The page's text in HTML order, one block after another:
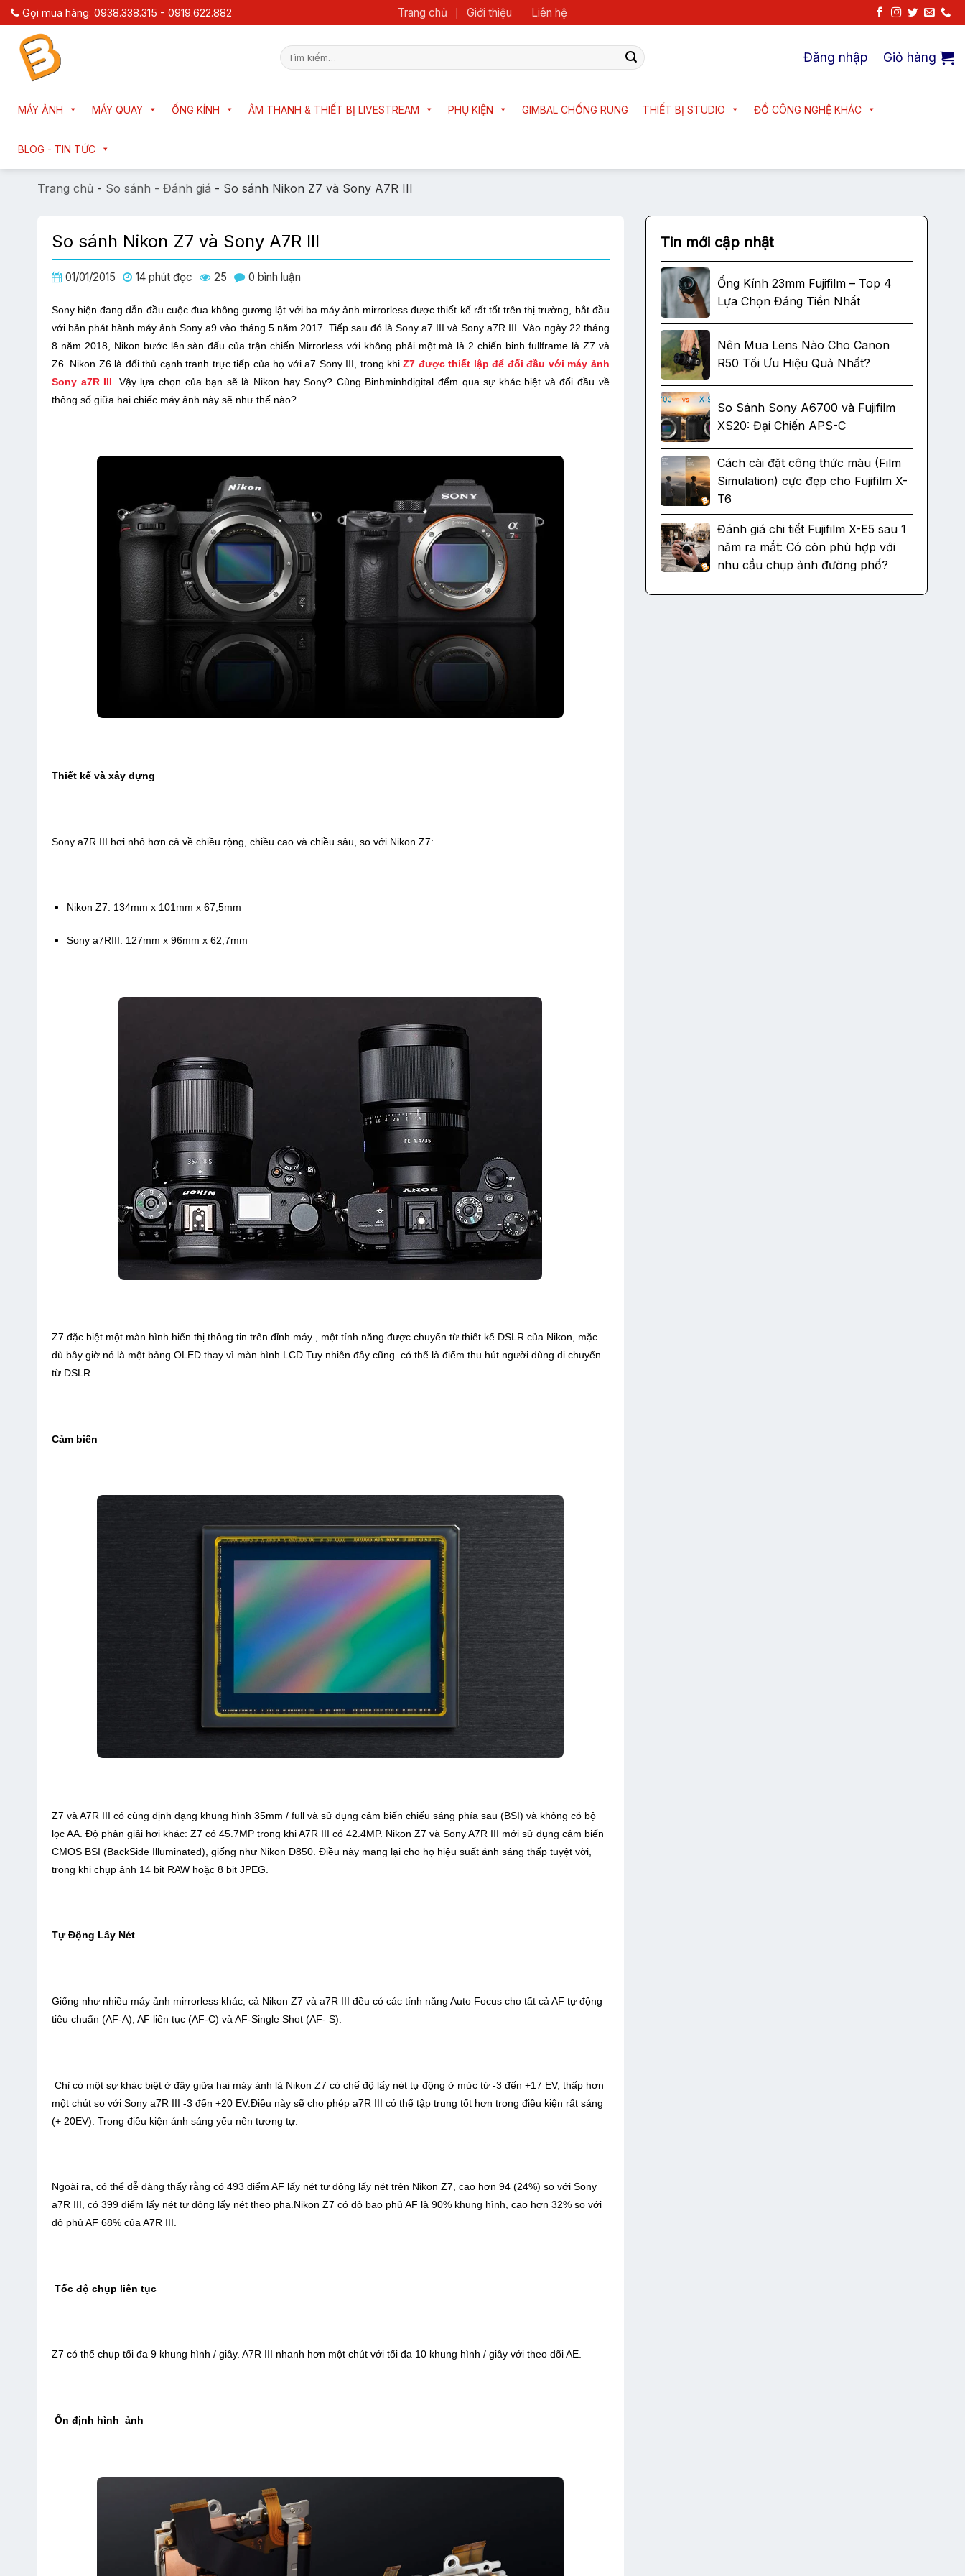
Chuyển
đến
dung
Gọi mua hàng: 0938.338.315 - 0919.622.882 Trang chủ Giới thiệu Liên hệ
Tìm
kiếm:
Đăng nhập Giỏ hàng
MÁY ẢNH MÁY QUAY ỐNG KÍNH ÂM THANH & THIẾT BỊ LIVESTREAM PHỤ KIỆN GIMBAL CHỐNG RUNG THIẾT BỊ STUDIO ĐỒ CÔNG NGHỆ KHÁC
BLOG - TIN TỨC
Trang chủ - So sánh - Đánh giá - So sánh Nikon Z7 và Sony A7R III
So sánh Nikon Z7 và Sony A7R III
01/01/2015 14 phút đọc 25 0 bình luận
Sony hiện đang dẫn đầu cuộc đua không gương lật với ba máy ảnh mirrorless được thiết kế rất tốt trên thị trường, bắt đầu
với bản phát hành máy ảnh Sony a9 vào tháng 5 năm 2017. Tiếp sau đó là Sony a7 III và Sony a7R III. Vào ngày 22 tháng
8 năm 2018, Nikon bước lên sàn đấu của trận chiến Mirrorless với không phải một mà là 2 chiến binh fullframe là Z7 và
Z6. Nikon Z6 là đối thủ cạnh tranh trực tiếp của họ với a7 Sony III, trong khiZ7 được thiết lập để đối đầu với máy ảnh
Sony a7R III . Vậy lựa chọn của bạn sẽ là Nikon hay Sony? Cùng Binhminhdigital đểm qua sự khác biệt và đối đầu về
thông số giữa hai chiếc máy ảnh này sẽ như thế nào?
Thiết kế và xây dựng
Sony a7R III hơi nhỏ hơn cả về chiều rộng, chiều cao và chiều sâu, so với Nikon Z7:
Nikon Z7: 134mm x 101mm x 67,5mm
Sony a7RIII: 127mm x 96mm x 62,7mm
Z7 đặc biệt một màn hình hiển thị thông tin trên đỉnh máy , một tính năng được chuyển từ thiết kế DSLR của Nikon, mặc
dù bây giờ nó là một bảng OLED thay vì màn hình LCD.Tuy nhiên đây cũng có thể là điểm thu hút người dùng di chuyển
từ DSLR.
Cảm biến
Z7 và A7R III có cùng định dạng khung hình 35mm / full và sử dụng cảm biến chiếu sáng phía sau (BSI) và không có bộ
lọc AA. Độ phân giải hơi khác: Z7 có 45.7MP trong khi A7R III có 42.4MP. Nikon Z7 và Sony A7R III mới sử dụng cảm biến
CMOS BSI (BackSide Illuminated), giống như Nikon D850. Điều này mang lại cho họ hiệu suất ánh sáng thấp tuyệt vời,
trong khi chụp ảnh 14 bit RAW hoặc 8 bit JPEG.
Tự Động Lấy Nét
Giống như nhiều máy ảnh mirrorless khác, cả Nikon Z7 và a7R III đều có các tính năng Auto Focus cho tất cả AF tự động
tiêu chuẩn (AF-A), AF liên tục (AF-C) và AF-Single Shot (AF- S).
Chỉ có một sự khác biệt ở đây giữa hai máy ảnh là Nikon Z7 có chế độ lấy nét tự động ở mức từ -3 đến +17 EV, thấp hơn
một chút so với Sony a7R III -3 đến +20 EV.Điều này sẽ cho phép a7R III có thể tập trung tốt hơn trong điều kiện rất sáng
(+ 20EV). Trong điều kiện ánh sáng yếu nên tương tự.
Ngoài ra, có thể dễ dàng thấy rằng có 493 điểm AF lấy nét tự động lấy nét trên Nikon Z7, cao hơn 94 (24%) so với Sony
a7R III, có 399 điểm lấy nét tự động lấy nét theo pha.Nikon Z7 có độ bao phủ AF là 90% khung hình, cao hơn 32% so với
độ phủ AF 68% của A7R III.
Tốc độ chụp liên tục
Z7 có thể chụp tối đa 9 khung hình / giây. A7R III nhanh hơn một chút với tối đa 10 khung hình / giây với theo dõi AE.
Ổn định hình ảnh
Tin mới cập nhật
Ống Kính 23mm Fujifilm – Top 4
Lựa Chọn Đáng Tiền Nhất
Nên Mua Lens Nào Cho Canon
R50 Tối Ưu Hiệu Quả Nhất?
So Sánh Sony A6700 và Fujifilm
XS20: Đại Chiến APS-C
Cách cài đặt công thức màu (Film
Simulation) cực đẹp cho Fujifilm X-
T6
Đánh giá chi tiết Fujifilm X-E5 sau 1
năm ra mắt: Có còn phù hợp với
nhu cầu chụp ảnh đường phố?